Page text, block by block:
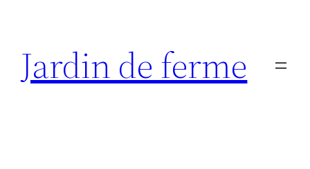
springen
Jardin de ferme